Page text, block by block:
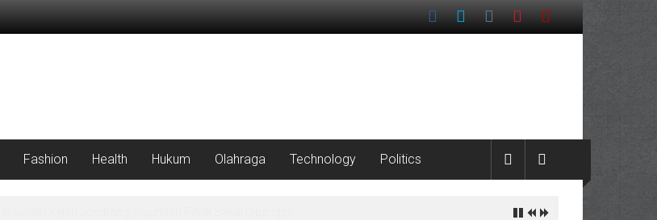
Fashion Health Hukum Olahraga Technology Politics